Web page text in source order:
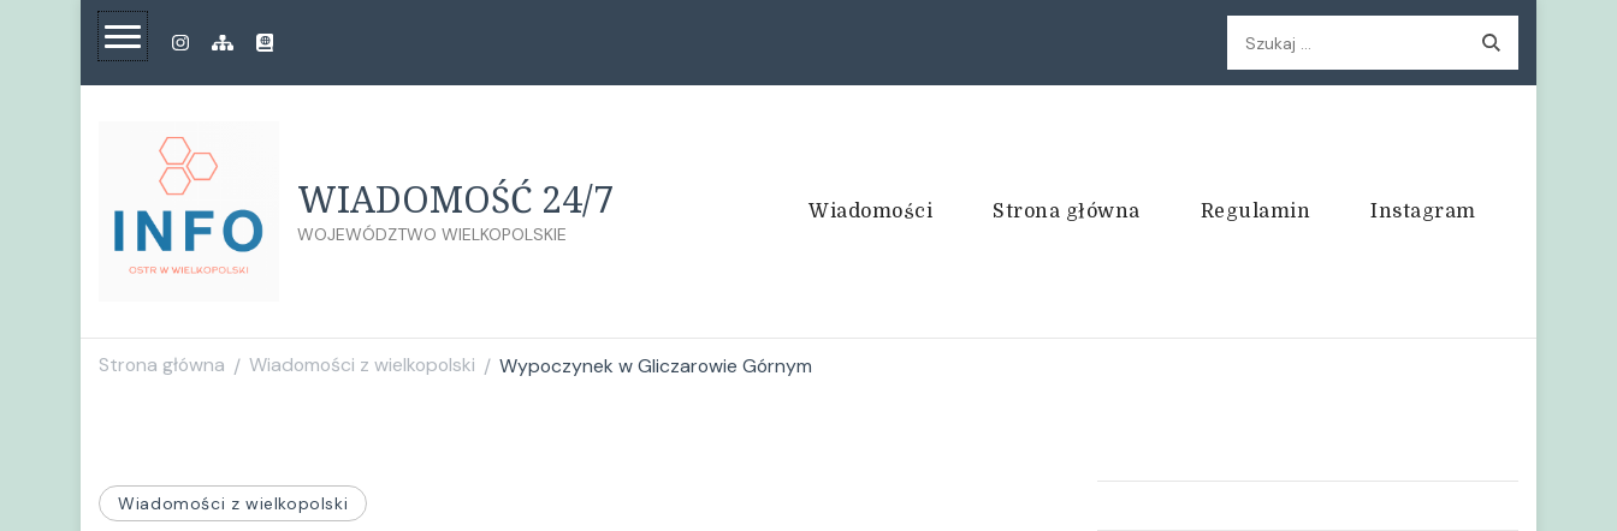
Szukaj:
WIADOMOŚĆ 24/7
WOJEWÓDZTWO WIELKOPOLSKIE
Wiadomości Strona główna Regulamin Instagram
Strona główna / Wiadomości z wielkopolski / Wypoczynek w Gliczarowie Górnym
Wiadomości z wielkopolski